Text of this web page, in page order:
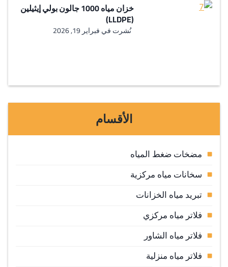
خزان مياه 1000 جالون بولي إيثيلين
(LLDPE)
نُشرت فيفبراير 19, 2026
الأقسام
مضخات ضغط المياه
سخانات مياه مركزية
تبريد مياه الخزانات
فلاتر مياه مركزي
فلاتر مياه الشاور
فلاتر مياه منزلية